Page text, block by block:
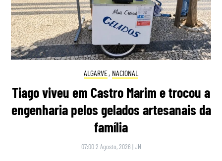
ALGARVE, NACIONAL
Tiago viveu em Castro Marim e trocou a
engenharia pelos gelados artesanais da
família
07:00 2 Agosto, 2026 |JN